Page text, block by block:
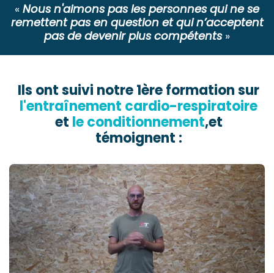
« Nous n'aimons pas les personnes qui ne se
remettent pas en question et qui n’acceptent
pas de devenir plus compétents »
Ils ont suivi notre 1ère formation sur
l'entraînement cardio-respiratoire
et le conditionnement,et
témoignent :